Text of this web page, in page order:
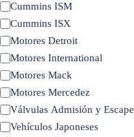
Cummins ISM
Cummins ISX
Motores Detroit
Motores International
Motores Mack
Motores Mercedez
Válvulas Admisión y Escape
Vehículos Japoneses